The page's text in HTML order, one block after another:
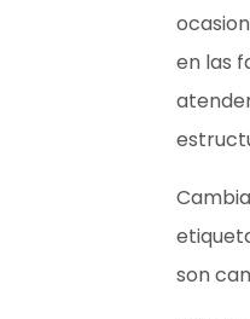
en las
son